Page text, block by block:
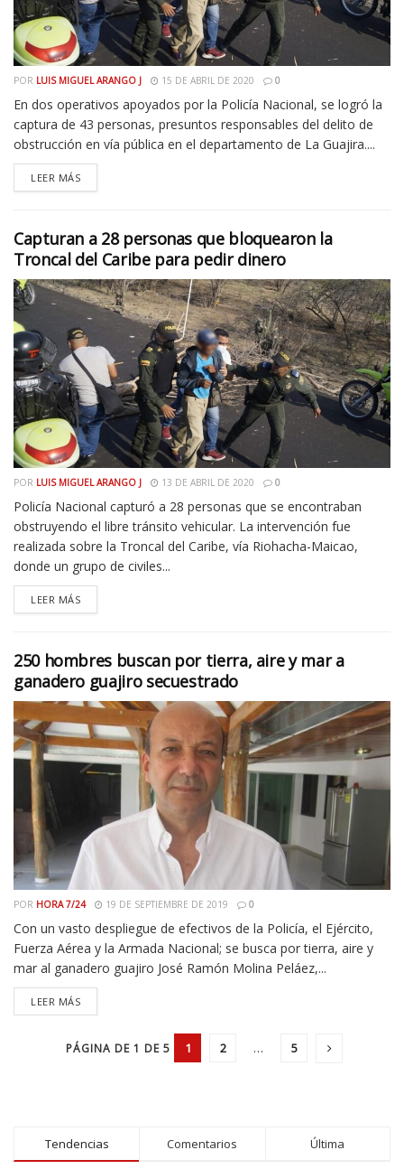
POR LUIS MIGUEL ARANGO J 15 DE ABRIL DE 2020 0
En dos operativos apoyados por la Policía Nacional, se logró la
captura de 43 personas, presuntos responsables del delito de
obstrucción en vía pública en el departamento de La Guajira....
LEER MÁS
Capturan a 28 personas que bloquearon la
Troncal del Caribe para pedir dinero
POR LUIS MIGUEL ARANGO J 13 DE ABRIL DE 2020 0
Policía Nacional capturó a 28 personas que se encontraban
obstruyendo el libre tránsito vehicular. La intervención fue
realizada sobre la Troncal del Caribe, vía Riohacha-Maicao,
donde un grupo de civiles...
LEER MÁS
250 hombres buscan por tierra, aire y mar a
ganadero guajiro secuestrado
POR HORA 7/24 19 DE SEPTIEMBRE DE 2019 0
Con un vasto despliegue de efectivos de la Policía, el Ejército,
Fuerza Aérea y la Armada Nacional; se busca por tierra, aire y
mar al ganadero guajiro José Ramón Molina Peláez,...
LEER MÁS
PÁGINA DE 1 DE 5 1 2 … 5
Tendencias Comentarios Última